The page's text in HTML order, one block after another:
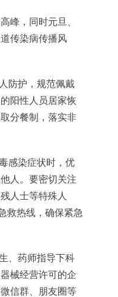
峰，同时元旦、
传染病传播风
防护，规范佩戴
阳性人员居家恢
分餐制，落实非
感染症状时，优
人。要密切关注
人士等特殊人
救热线，确保紧急
、药师指导下科
械经营许可的企
信群、朋友圈等